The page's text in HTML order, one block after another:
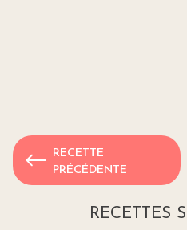
RECETTE
PRÉCÉDENTE
RECETTES